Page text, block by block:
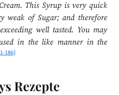
This Syrup is very quick
weak of Sugar; and therefore
well tasted. You may
in the like manner in the
186]
Rezepte